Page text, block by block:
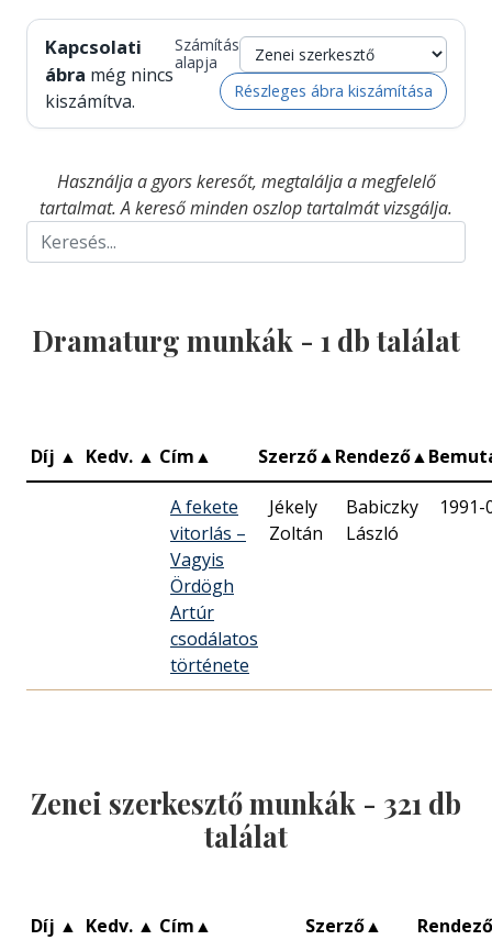
Kapcsolati
ábra még nincs
kiszámítva.
Számítás
alapja
Részleges ábra kiszámítása
Használja a gyors keresőt, megtalálja a megfelelő
tartalmat. A kereső minden oszlop tartalmát vizsgálja.
Dramaturg munkák - 1 db találat
Díj ▲ Kedv. ▲ Cím▲ Szerző▲Rendező▲
A fekete
vitorlás –
Vagyis
Ördögh
Artúr
csodálatos
története
Jékely
Zoltán
Babiczky
László
1991-
Zenei szerkesztő munkák - 321 db
találat
Díj ▲ Kedv. ▲ Cím▲ Szerző▲ Rendező